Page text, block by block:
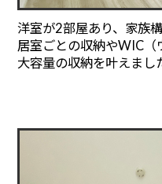
洋室が2部屋あり、家族
居室ごとの収納やWIC（
大容量の収納を叶えまし